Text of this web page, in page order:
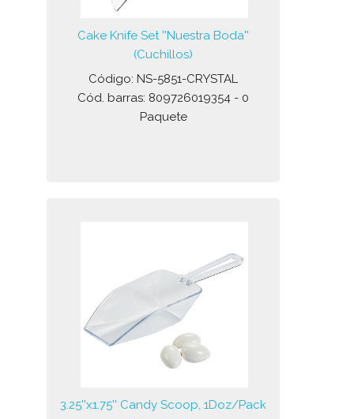
Cake Knife Set ''Nuestra Boda''
(Cuchillos)
Código: NS-5851-CRYSTAL
Cód. barras: 809726019354 - 0
Paquete
3.25''x1.75'' Candy Scoop, 1Doz/Pack